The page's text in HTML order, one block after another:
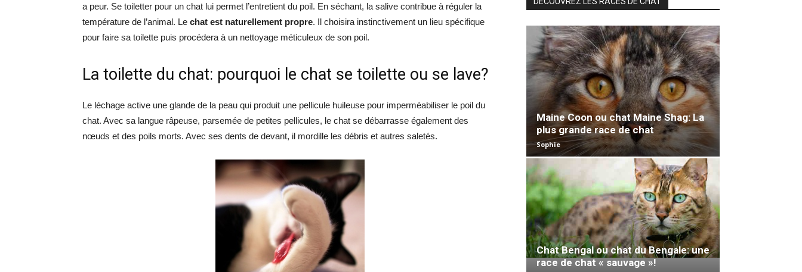
a peur. Se toiletter pour un chat lui permet l’entretient du poil. En séchant, la salive contribue à réguler la
température de l’animal. Le chat est naturellement propre. Il choisira instinctivement un lieu spécifique
pour faire sa toilette puis procédera à un nettoyage méticuleux de son poil.
La toilette du chat: pourquoi le chat se toilette ou se lave?
Le léchage active une glande de la peau qui produit une pellicule huileuse pour imperméabiliser le poil du
chat. Avec sa langue râpeuse, parsemée de petites pellicules, le chat se débarrasse également des
nœuds et des poils morts. Avec ses dents de devant, il mordille les débris et autres saletés.
Maine Coon ou chat Maine Shag: La
plus grande race de chat
Sophie
Chat Bengal ou chat du Bengale: une
race de chat « sauvage »!